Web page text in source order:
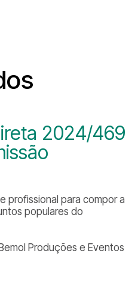
2024/469
profissional para compor a
populares do
Produções e Eventos